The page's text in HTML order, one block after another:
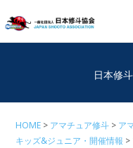
日本修
HOME アマチュア修斗 ア
キッズ&ジュニア・開催情報